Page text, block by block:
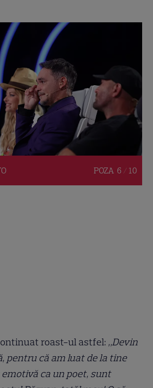
POZA 6 / 10
roast-ul astfel: „Devin
pentru că am luat de la tine
ca un poet, sunt